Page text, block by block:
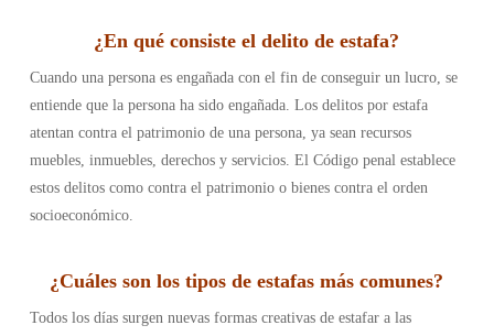
¿En qué consiste el delito de estafa?
Cuando una persona es engañada con el fin de conseguir un lucro, se
entiende que la persona ha sido engañada. Los delitos por estafa
atentan contra el patrimonio de una persona, ya sean recursos
muebles, inmuebles, derechos y servicios. El Código penal establece
estos delitos como contra el patrimonio o bienes contra el orden
socioeconómico.
¿Cuáles son los tipos de estafas más comunes?
Todos los días surgen nuevas formas creativas de estafar a las